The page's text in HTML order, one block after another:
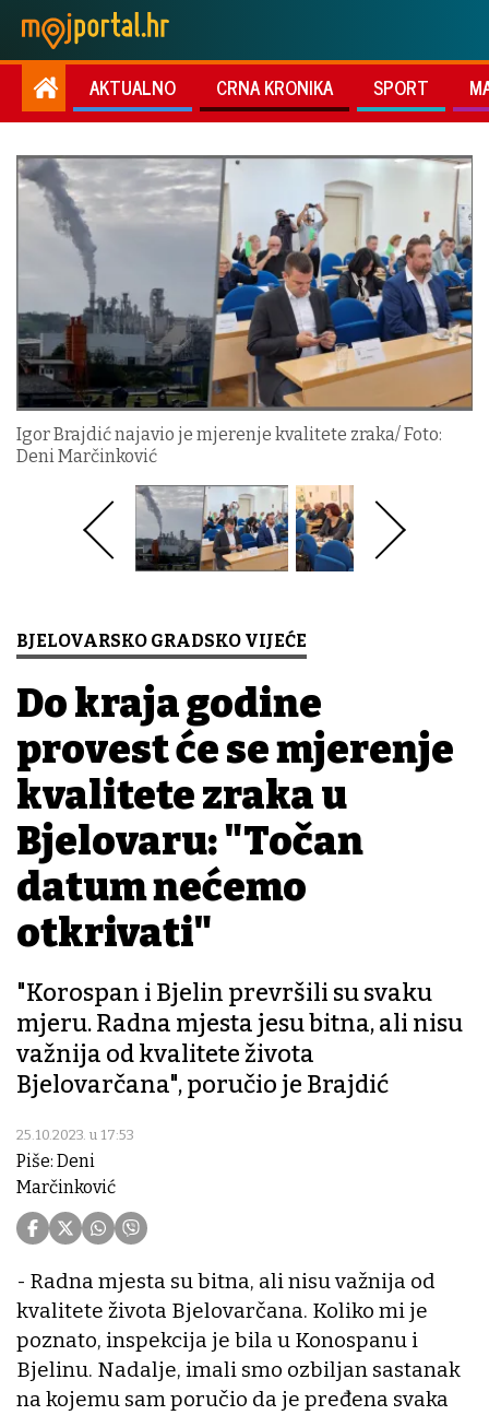
AKTUALNO CRNA KRONIKA SPORT
Igor Brajdić najavio je mjerenje kvalitete zraka/ Foto:
Deni Marčinković
BJELOVARSKO GRADSKO VIJEĆE
Do kraja godine
provest će se mjerenje
kvalitete zraka u
Bjelovaru: "Točan
datum nećemo
otkrivati"
"Korospan i Bjelin prevršili su svaku
mjeru. Radna mjesta jesu bitna, ali nisu
važnija od kvalitete života
Bjelovarčana", poručio je Brajdić
25.10.2023. u 17:53
Piše: Deni
Marčinković
- Radna mjesta su bitna, ali nisu važnija od
kvalitete života Bjelovarčana. Koliko mi je
poznato, inspekcija je bila u Konospanu i
Bjelinu. Nadalje, imali smo ozbiljan sastanak
na kojemu sam poručio da je pređena svaka